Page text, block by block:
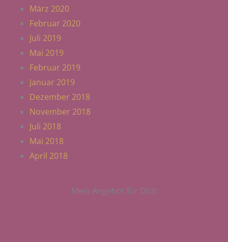
März 2020
Februar 2020
Juli 2019
Mai 2019
Februar 2019
Januar 2019
Dezember 2018
November 2018
Juli 2018
Mai 2018
April 2018
Mein Angebot für Dich